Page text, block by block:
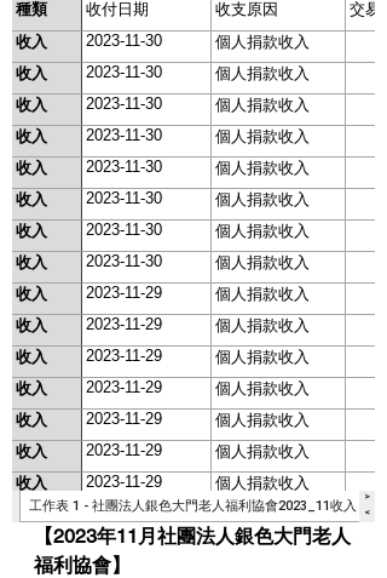
【2023年11月社團法人銀色大門老人
福利協會】